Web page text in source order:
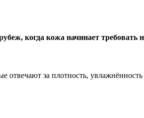
когда кожа начинает требовать
за плотность,